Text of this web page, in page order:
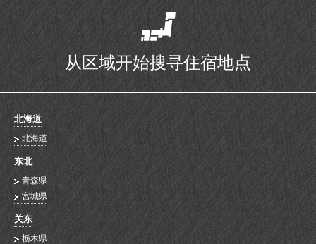
从区域开始搜寻住宿地点
北海道
北海道
东北
青森県
宮城県
关东
栃木県